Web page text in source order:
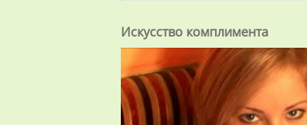
Искусство комплимента